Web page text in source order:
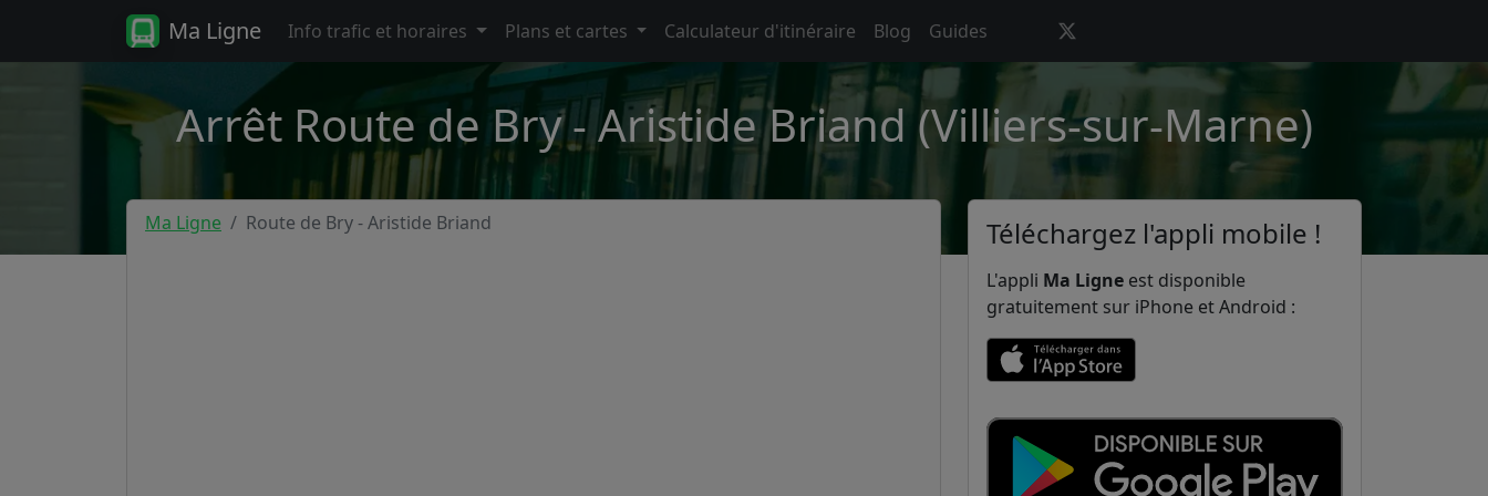
Ma Ligne Info trafic et horaires Plans et cartes Calculateur d'itinéraire Blog Guides
Arrêt Route de Bry - Aristide Briand (Villiers-sur-Marne)
Ma Ligne Route de Bry - Aristide Briand Téléchargez l'appli mobile !
L'appli Ma Ligne est disponible
gratuitement sur iPhone et Android :